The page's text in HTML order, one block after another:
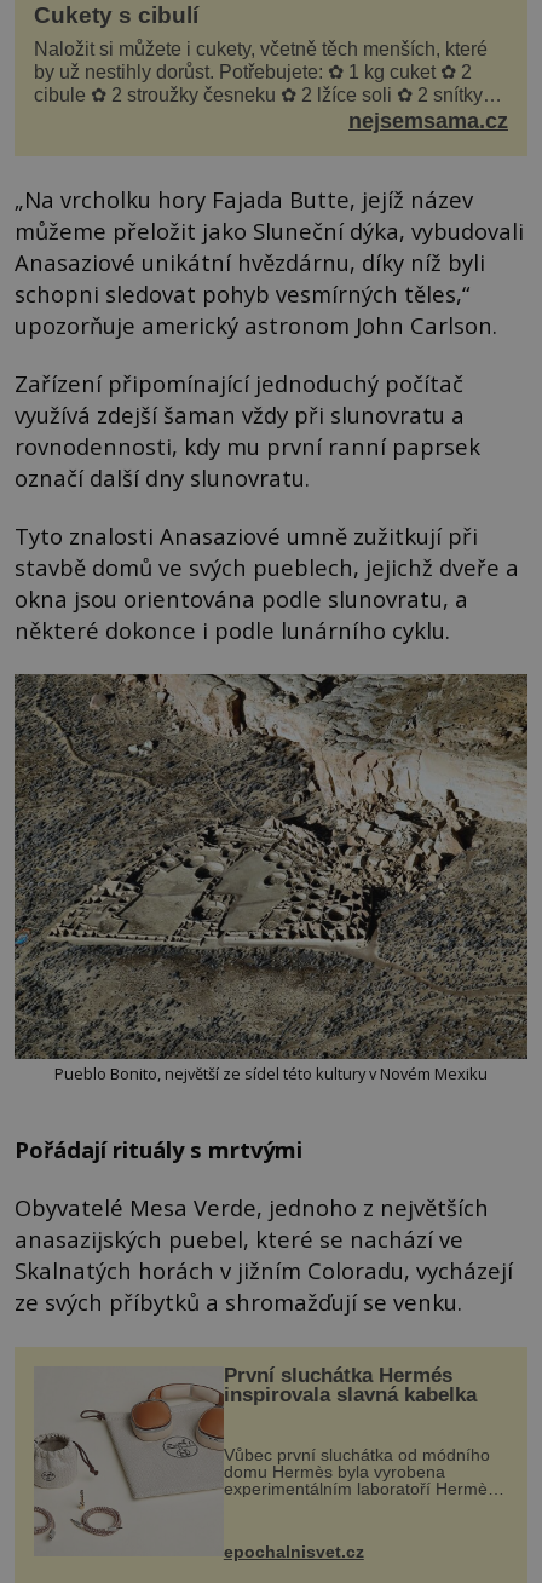
Cukety s cibulí
Naložit si můžete i cukety, včetně těch menších, které
by už nestihly dorůst. Potřebujete: ✿ 1 kg cuket ✿ 2
cibule ✿ 2 stroužky česneku ✿ 2 lžíce soli ✿ 2 snítky
kopru ✿ hrst petrželky Nálev: ✿ 400 m...nejsemsama.cz
„Na vrcholku hory Fajada Butte, jejíž název
můžeme přeložit jako Sluneční dýka, vybudovali
Anasaziové unikátní hvězdárnu, díky níž byli
schopni sledovat pohyb vesmírných těles,“
upozorňuje americký astronom John Carlson.
Zařízení připomínající jednoduchý počítač
využívá zdejší šaman vždy při slunovratu a
rovnodennosti, kdy mu první ranní paprsek
označí další dny slunovratu.
Tyto znalosti Anasaziové umně zužitkují při
stavbě domů ve svých pueblech, jejichž dveře a
okna jsou orientována podle slunovratu, a
některé dokonce i podle lunárního cyklu.
Pueblo Bonito, největší ze sídel této kultury v Novém Mexiku
Pořádají rituály s mrtvými
Obyvatelé Mesa Verde, jednoho z největších
anasazijských puebel, které se nachází ve
Skalnatých horách v jižním Coloradu, vycházejí
ze svých příbytků a shromažďují se venku.
První sluchátka Hermés
inspirovala slavná kabelka
Vůbec první sluchátka od módního
domu Hermès byla vyrobena
experimentálním laboratoří Hermès
kovový...
epochalnisvet.cz